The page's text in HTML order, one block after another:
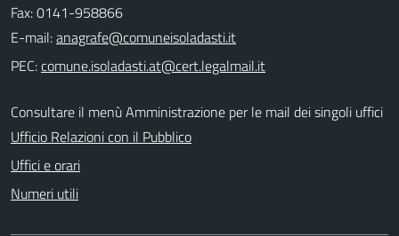
Fax: 0141-958866
E-mail:
PEC:
Consultare il menù Amministrazione per le mail dei singoli uffici
Ufficio Relazioni con il Pubblico
Uffici e orari
Numeri utili